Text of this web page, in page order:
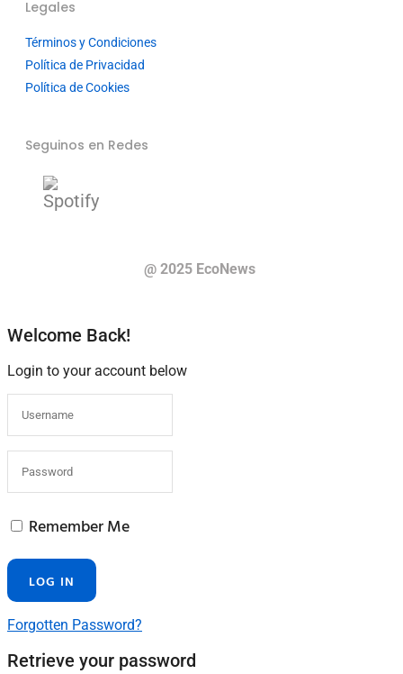
Legales
Términos y Condiciones
Política de Privacidad
Política de Cookies
Seguinos en Redes
@ 2025 EcoNews
Welcome Back!
Login to your account below
Remember Me
Forgotten Password?
Retrieve your password